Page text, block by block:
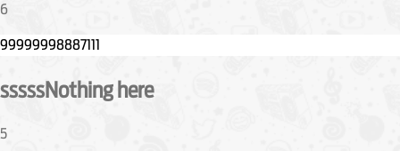
6
sssssNothing here
5